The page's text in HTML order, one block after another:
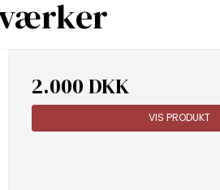
2.000 DKK
VIS PRODUKT